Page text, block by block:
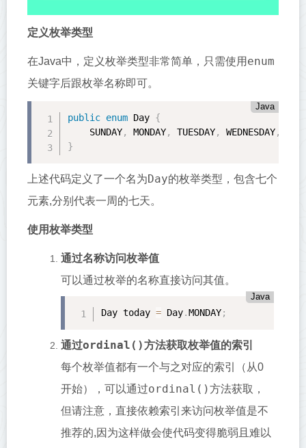
定义枚举类型
在Java中，定义枚举类型非常简单，只需使用 enum
关键字后跟枚举名称即可。
Java
public enum Day {
    SUNDAY
, MONDAY, TUESDAY, WEDNESDAY,
}
上述代码定义了一个名为Day的枚举类型，包含七个
元素,分别代表一周的七天。
使用枚举类型
通过名称访问枚举值
可以通过枚举的名称直接访问其值。
Java
Day today = Day.MONDAY;
通过ordinal()方法获取枚举值的索引
每个枚举值都有一个与之对应的索引（从0
开始），可以通过ordinal()方法获取，
但请注意，直接依赖索引来访问枚举值是不
推荐的,因为这样做会使代码变得脆弱且难以